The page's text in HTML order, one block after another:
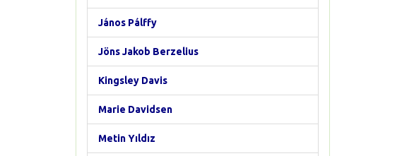
János Pálffy
Jöns Jakob Berzelius
Kingsley Davis
Marie Davidsen
Metin Yıldız